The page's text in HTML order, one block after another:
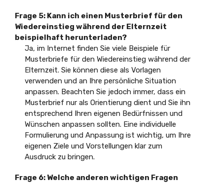
Frage 5: Kann ich einen Musterbrief für den
Wiedereinstieg während der Elternzeit
beispielhaft herunterladen?
Ja, im Internet finden Sie viele Beispiele für
Musterbriefe für den Wiedereinstieg während der
Elternzeit. Sie können diese als Vorlagen
verwenden und an Ihre persönliche Situation
anpassen. Beachten Sie jedoch immer, dass ein
Musterbrief nur als Orientierung dient und Sie ihn
entsprechend Ihren eigenen Bedürfnissen und
Wünschen anpassen sollten. Eine individuelle
Formulierung und Anpassung ist wichtig, um Ihre
eigenen Ziele und Vorstellungen klar zum
Ausdruck zu bringen.
Frage 6: Welche anderen wichtigen Fragen